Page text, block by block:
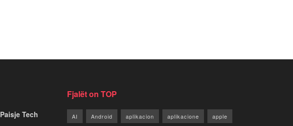
Paisje Tech
Fjalët on TOP
AI Android aplikacion aplikacione apple